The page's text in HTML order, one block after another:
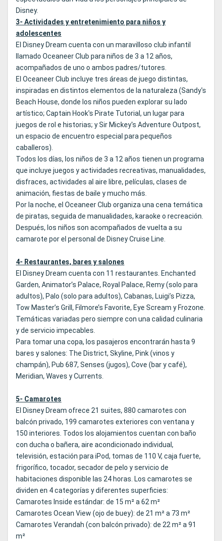
Disney.
3- Actividades y entretenimiento para niños y
adolescentes
El Disney Dream cuenta con un maravilloso club infantil
llamado Oceaneer Club para niños de 3 a 12 años,
acompañados de uno o ambos padres/tutores.
El Oceaneer Club incluye tres áreas de juego distintas,
inspiradas en distintos elementos de la naturaleza (Sandy's
Beach House, donde los niños pueden explorar su lado
artístico; Captain Hook's Pirate Tutorial, un lugar para
juegos de rol e historias; y Sir Mickey's Adventure Outpost,
un espacio de encuentro especial para pequeños
caballeros).
Todos los días, los niños de 3 a 12 años tienen un programa
que incluye juegos y actividades recreativas, manualidades,
disfraces, actividades al aire libre, películas, clases de
animación, fiestas de baile y mucho más.
Por la noche, el Oceaneer Club organiza una cena temática
de piratas, seguida de manualidades, karaoke o recreación.
Después, los niños son acompañados de vuelta a su
camarote por el personal de Disney Cruise Line.
4- Restaurantes, bares y salones
El Disney Dream cuenta con 11 restaurantes. Enchanted
Garden, Animator’s Palace, Royal Palace, Remy (solo para
adultos), Palo (solo para adultos), Cabanas, Luigi’s Pizza,
Tow Master’s Grill, Filmore’s Favorite, Eye Scream y Frozone.
Temáticas variadas pero siempre con una calidad culinaria
y de servicio impecables.
Para tomar una copa, los pasajeros encontrarán hasta 9
bares y salones: The District, Skyline, Pink (vinos y
champán), Pub 687, Senses (jugos), Cove (bar y café),
Meridian, Waves y Currents.
5- Camarotes
El Disney Dream ofrece 21 suites, 880 camarotes con
balcón privado, 199 camarotes exteriores con ventana y
150 interiores. Todos los alojamientos cuentan con baño
con ducha o bañera, aire acondicionado individual,
televisión, estación para iPod, tomas de 110 V, caja fuerte,
frigorífico, tocador, secador de pelo y servicio de
habitaciones disponible las 24 horas. Los camarotes se
dividen en 4 categorías y diferentes superficies:
Camarotes Inside estándar: de 15 m² a 62 m²
Camarotes Ocean View (ojo de buey): de 21 m² a 73 m²
Camarotes Verandah (con balcón privado): de 22 m² a 91
m²